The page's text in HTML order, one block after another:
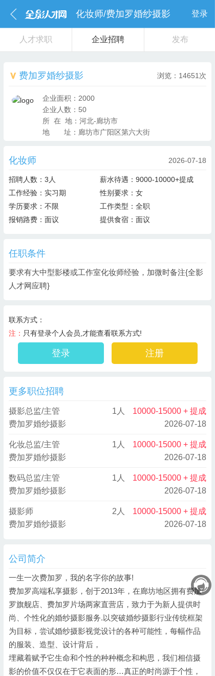
化妆师/费加罗婚纱摄影 登录
人才求职 企业招聘 发布
费加罗婚纱摄影 浏览：14651次
企业面积：2000
企业人数：50
所 在 地：河北-廊坊市
地 址： 廊坊市广阳区第六大街
化妆师 2026-07-18
招聘人数： 3人 薪水待遇： 9000-10000+提成
工作经验： 实习期 性别要求： 女
学历要求： 不限 工作类型： 全职
报销路费： 面议 提供食宿： 面议
任职条件
要求有大中型影楼或工作室化妆师经验，加微时备注{全影
人才网应聘}
联系方式：
注： 只有登录个人会员,才能查看联系方式!
登录 注册
更多职位招聘
摄影总监/主管 1人
10000-15000 + 提成
费加罗婚纱摄影
2026-07-18
化妆总监/主管 1人
10000-15000 + 提成
费加罗婚纱摄影
2026-07-18
数码总监/主管 1人
10000-15000 + 提成
费加罗婚纱摄影
2026-07-18
摄影师 2人
10000-15000 + 提成
费加罗婚纱摄影
2026-07-18
公司简介
一生一次费加罗，我的名字你的故事!
费加罗高端私享摄影，创于2013年，在廊坊地区拥有费加
罗旗舰店、费加罗片场两家直营店，致力于为新人提供时
尚、个性化的婚纱摄影服务.以突破婚纱摄影行业传统框架
为目标，尝试婚纱摄影视觉设计的各种可能性，每幅作品
的服装、造型、设计背后，
埋藏着赋予它生命和个性的种种概念和构思，我们相信摄
影的价值不仅仅在于它表面的形…真正的时尚源于个性，